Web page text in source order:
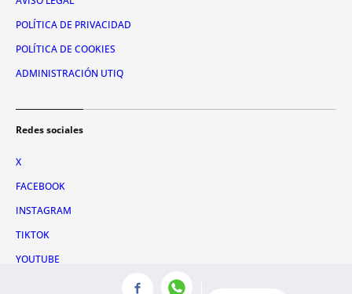
POLÍTICA DE PRIVACIDAD
POLÍTICA DE COOKIES
ADMINISTRACIÓN UTIQ
Redes sociales
X
FACEBOOK
INSTAGRAM
TIKTOK
YOUTUBE